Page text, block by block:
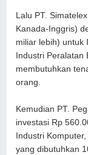
Lalu PT.
Kanada-Inggris)
miliar lebih) untuk
Industri
membutuhkan
orang.
Kemudian PT.
investasi Rp
Industri
yang dibutuhkan